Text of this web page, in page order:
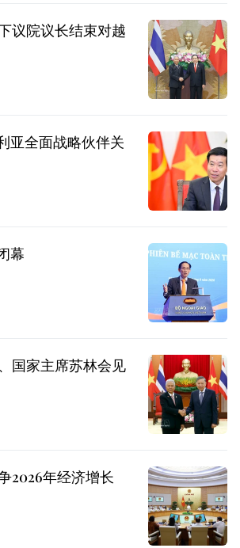
议院议长结束对越
亚全面战略伙伴关
幕
国家主席苏林会见
2026年经济增长